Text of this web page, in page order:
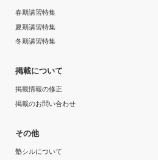
春期講習特集
夏期講習特集
冬期講習特集
掲載について
掲載情報の修正
掲載のお問い合わせ
その他
塾シルについて